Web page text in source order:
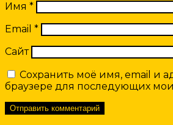
Имя *
Email *
Сайт
Сохранить моё имя, email и
браузере для последующих